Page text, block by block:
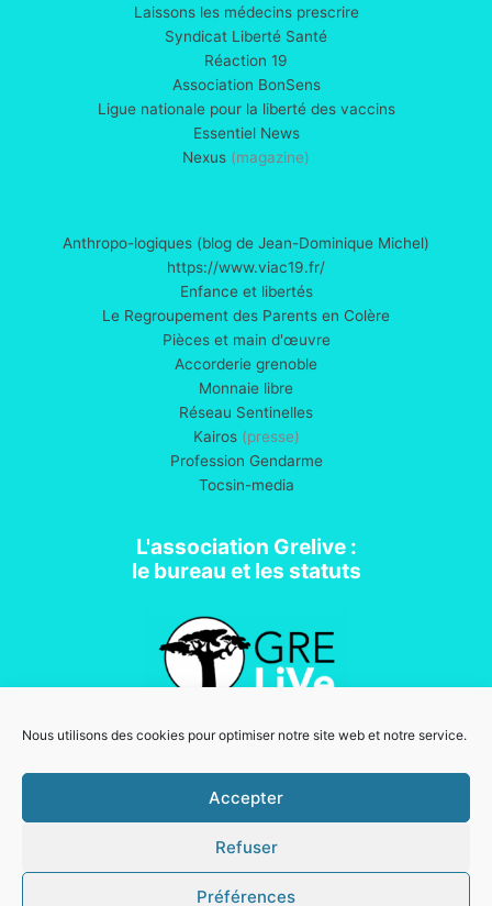
Nous utilisons des cookies pour optimiser notre site web et notre service.
Accepter
Refuser
Préférences
Laissons les médecins prescrire
Syndicat Liberté Santé
Réaction 19
Association BonSens
Ligue nationale pour la liberté des vaccins
Essentiel News
Nexus (magazine)
Anthropo-logiques (blog de Jean-Dominique Michel)
https://www.viac19.fr/
Enfance et libertés
Le Regroupement des Parents en Colère
Pièces et main d'œuvre
Accorderie grenoble
Monnaie libre
Réseau Sentinelles
Kairos(presse)
Profession Gendarme
Tocsin-media
L'association Grelive :
le bureau et les statuts
Association loi 1901
Mentions légales
Copyright © 2026 Grelive | Powered by